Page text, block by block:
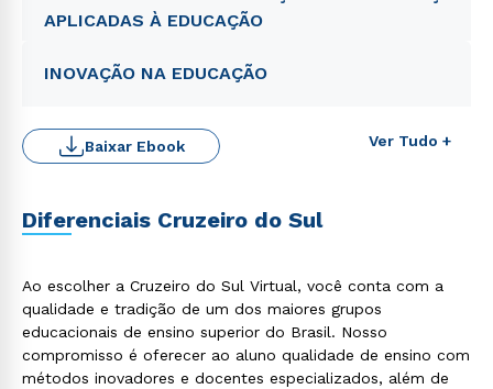
APLICADAS À EDUCAÇÃO
INOVAÇÃO NA EDUCAÇÃO
Ver Tudo +
Baixar Ebook
Diferenciais Cruzeiro do Sul
Ao escolher a Cruzeiro do Sul Virtual, você conta com a
qualidade e tradição de um dos maiores grupos
educacionais de ensino superior do Brasil. Nosso
compromisso é oferecer ao aluno qualidade de ensino com
métodos inovadores e docentes especializados, além de
ou